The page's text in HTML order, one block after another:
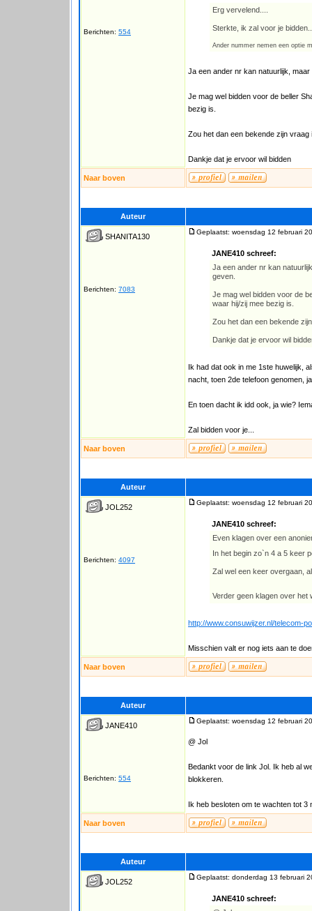
Berichten: 554
Erg vervelend....
Sterkte, ik zal voor je
Ander nummer nemen een optie
Ja een ander nr kan natuurlijk,
Je mag wel bidden voor de beller
bezig is.
Zou het dan een bekende zijn
Dankje dat je ervoor wil bidden
Naar boven
Auteur
SHANITA130
Berichten: 7083
Geplaatst: woensdag 12 februari
JANE410 schreef:
Ja een ander nr kan
geven.
Je mag wel bidden voor de
waar hij/zij mee bezig is.
Zou het dan een bekende
Dankje dat je ervoor wil
Ik had dat ook in me 1ste huwelijk,
nacht, toen 2de telefoon genomen,
En toen dacht ik idd ook, ja wie?
Zal bidden voor je...
Naar boven
Auteur
JOL252
Berichten: 4097
Geplaatst: woensdag 12 februari
JANE410 schreef:
Even klagen over een
In het begin zo`n 4 a 5 keer
Zal wel een keer overgaan,
Verder geen klagen over het
http://www.consuwijzer.nl/telecom-
Misschien valt er nog iets aan te
Naar boven
Auteur
JANE410
Berichten: 554
Geplaatst: woensdag 12 februari
@ Jol
Bedankt voor de link Jol. Ik heb al
blokkeren.
Ik heb besloten om te wachten tot 3
Naar boven
Auteur
JOL252
Geplaatst: donderdag 13 februari
JANE410 schreef: